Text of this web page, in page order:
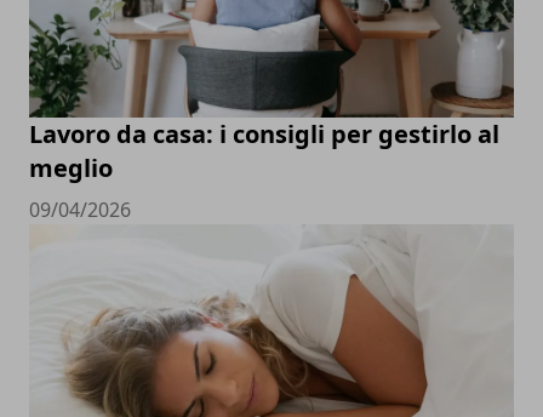
Lavoro da casa: i consigli per gestirlo al
meglio
09/04/2026